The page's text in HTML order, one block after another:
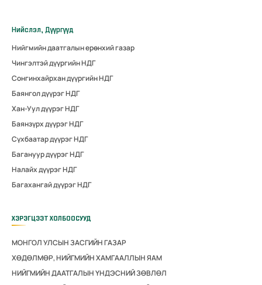
Нийслэл, Дүүргүүд
Нийгмийн даатгалын ерөнхий газар
Чингэлтэй дүүргийн НДГ
Сонгинхайрхан дүүргийн НДГ
Баянгол дүүрэг НДГ
Хан-Уул дүүрэг НДГ
Баянзүрх дүүрэг НДГ
Сүхбаатар дүүрэг НДГ
Багануур дүүрэг НДГ
Налайх дүүрэг НДГ
Багахангай дүүрэг НДГ
ХЭРЭГЦЭЭТ ХОЛБООСУУД
МОНГОЛ УЛСЫН ЗАСГИЙН ГАЗАР
ХӨДӨЛМӨР, НИЙГМИЙН ХАМГААЛЛЫН ЯАМ
НИЙГМИЙН ДААТГАЛЫН ҮНДЭСНИЙ ЗӨВЛӨЛ